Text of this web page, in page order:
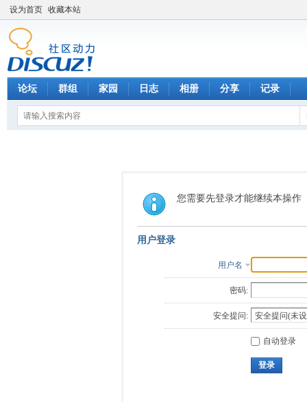
设为首页 收藏本站
论坛 群组 家园 日志 相册 分享 记录
您需要先登录才能继续本操作
用户登录
用户名
密码:
安全提问:
自动登录
登录